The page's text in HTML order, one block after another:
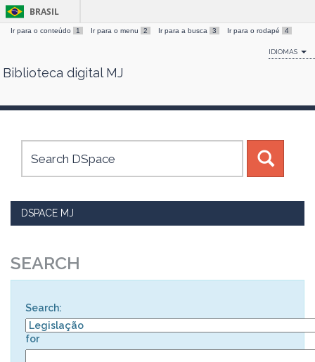
Skip
BRASIL
Ir para o conteúdo 1 Ir para o menu 2 Ir para a busca 3 Ir para o rodapé 4
IDIOMAS
Biblioteca digital MJ
DSPACE MJ
SEARCH
Search:
for